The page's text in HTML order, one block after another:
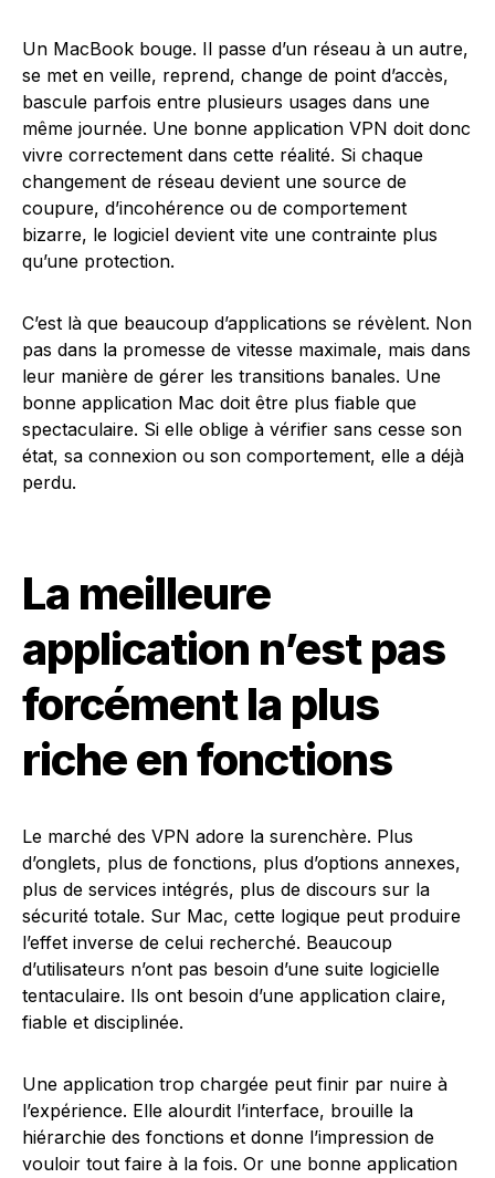
Un MacBook bouge. Il passe d’un réseau à un autre,
se met en veille, reprend, change de point d’accès,
bascule parfois entre plusieurs usages dans une
même journée. Une bonne application VPN doit donc
vivre correctement dans cette réalité. Si chaque
changement de réseau devient une source de
coupure, d’incohérence ou de comportement
bizarre, le logiciel devient vite une contrainte plus
qu’une protection.
C’est là que beaucoup d’applications se révèlent. Non
pas dans la promesse de vitesse maximale, mais dans
leur manière de gérer les transitions banales. Une
bonne application Mac doit être plus fiable que
spectaculaire. Si elle oblige à vérifier sans cesse son
état, sa connexion ou son comportement, elle a déjà
perdu.
La meilleure
application n’est pas
forcément la plus
riche en fonctions
Le marché des VPN adore la surenchère. Plus
d’onglets, plus de fonctions, plus d’options annexes,
plus de services intégrés, plus de discours sur la
sécurité totale. Sur Mac, cette logique peut produire
l’effet inverse de celui recherché. Beaucoup
d’utilisateurs n’ont pas besoin d’une suite logicielle
tentaculaire. Ils ont besoin d’une application claire,
fiable et disciplinée.
Une application trop chargée peut finir par nuire à
l’expérience. Elle alourdit l’interface, brouille la
hiérarchie des fonctions et donne l’impression de
vouloir tout faire à la fois. Or une bonne application